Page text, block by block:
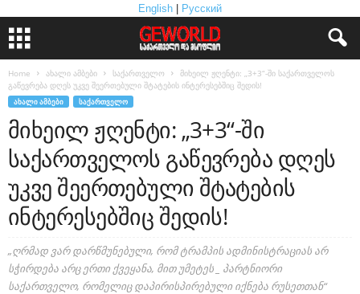
English Русский
Home ახალი ამბები საქართველო
მიხეილ ჟღენტი: „3+3“-ში საქართველოს
გაწევრება დღეს უკვე შეერთებული შტატების ინტერესებშიც შედის!
ᲐᲮᲐᲚᲘ ᲐᲛᲑᲔᲑᲘ ᲡᲐᲥᲐᲠᲗᲕᲔᲚᲝ
მიხეილ ჟღენტი: „3+3“-ში
საქართველოს გაწევრება დღეს
უკვე შეერთებული შტატების
ინტერესებშიც შედის!
„ღრმად ვარ დარწმუნებული, რომ ტრამპის ადმინისტრაციას არ
სჭირდება არც ერთი ქვეყანა, მით უმეტეს _ პარტნიორი
საქართველო, რომელიც დაპირისპირებული იქნება რუსეთთან“